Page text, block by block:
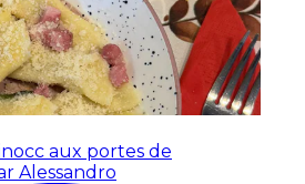
aux portes de
Alessandro